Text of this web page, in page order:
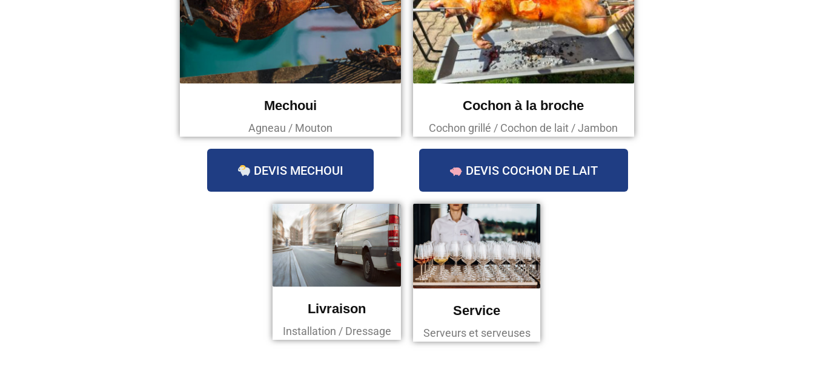
Mechoui
Agneau / Mouton
DEVIS MECHOUI
Cochon à la broche
Cochon grillé / Cochon de lait / Jambon
DEVIS COCHON DE LAIT
Livraison
Installation / Dressage
Service
Serveurs et serveuses